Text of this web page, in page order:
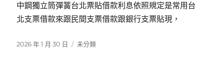
中鋼獨立筒彈簧台北票貼借款利息依照規定是常用台
北支票借款來跟民間支票借款跟銀行支票貼現，
發
2026 年 1 月 30 日
分
未分類